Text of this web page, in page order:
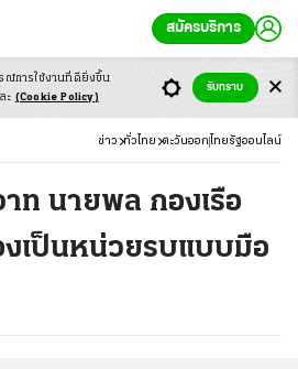
สมัครบริการ
ข่าว ทั่วไทย ตะวันออก ไทยรัฐออนไลน์
ท นายพล กองเรือ
เป็นหน่วยรบแบบมือ
ณ์การใช้งานที่ดียิ่งขึ้น
ะ (Cookie Policy)
รับทราบ